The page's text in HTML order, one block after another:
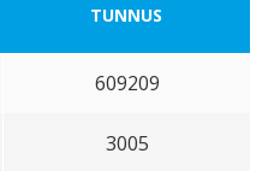
TUNNUS
609209
3005